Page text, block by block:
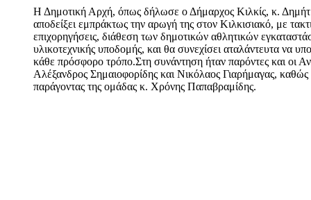
Η Δημοτική Αρχή, όπως δήλωσε ο Δήμαρχος Κιλκίς, κ.
αποδείξει εμπράκτως την αρωγή της στον Κιλκισιακό, με
επιχορηγήσεις, διάθεση των δημοτικών αθλητικών
υλικοτεχνικής υποδομής, και θα συνεχίσει αταλάντευτα να
κάθε πρόσφορο τρόπο.Στη συνάντηση ήταν παρόντες και οι
Αλέξανδρος Σημαιοφορίδης και Νικόλαος Γιαρήμαγας, καθώς
παράγοντας της ομάδας κ. Χρόνης Παπαβραμίδης.